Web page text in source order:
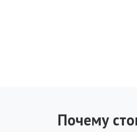
Почему